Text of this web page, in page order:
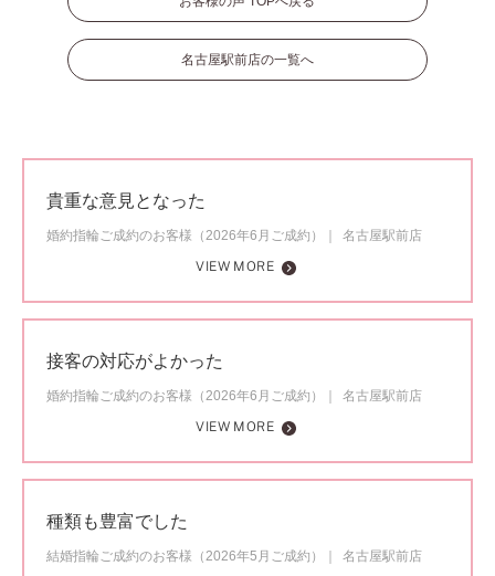
名古屋駅前店の一覧へ
貴重な意見となった
婚約指輪ご成約のお客様（2026年6月ご成約）
名古屋駅前店
VIEW MORE
接客の対応がよかった
婚約指輪ご成約のお客様（2026年6月ご成約）
名古屋駅前店
VIEW MORE
種類も豊富でした
結婚指輪ご成約のお客様（2026年5月ご成約）
名古屋駅前店